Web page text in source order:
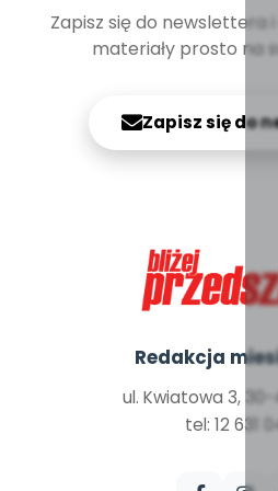
Zapisz się do newslettera
materiały prosto na
Zapisz się do
Redakcja
ul. Kwiatowa 3,
tel: 12 631 04